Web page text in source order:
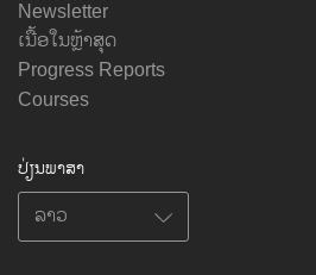
Newsletter
ເນື້ອໃນຫຼ້າສຸດ
Progress Reports
Courses
ປ່ຽນພາສາ